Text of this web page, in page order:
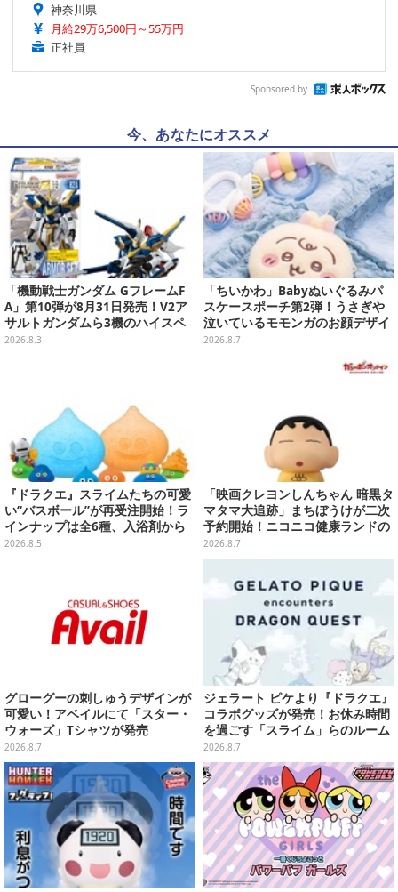
神奈川県
月給29万6,500円～55万円
正社員
Sponsored by
今、あなたにオススメ
「機動戦士ガンダム GフレームF
A」第10弾が8月31日発売！V2ア
サルトガンダムら3機のハイスペ
ック可動フィギュア
2026.8.3
「ちいかわ」Babyぬいぐるみパ
スケースポーチ第2弾！うさぎや
泣いているモモンガのお顔デザイ
ン全4種が8月下旬プライズ展開
2026.8.7
『ドラクエ』スライムたちの可愛
い“バスボール”が再受注開始！ラ
インナップは全6種、入浴剤から
モンスターのフィギュアが出てく
2026.8.5
「映画クレヨンしんちゃん 暗黒タ
マタマ大追跡」まちぼうけが二次
予約開始！ニコニコ健康ランドの
服を着たしんちゃん&ひまわりに
「珠由良ブラザーズ」がラインナ
2026.8.7
グローグーの刺しゅうデザインが
可愛い！アベイルにて「スター・
ウォーズ」Tシャツが発売
2026.8.7
ジェラート ピケより『ドラクエ』
コラボグッズが発売！お休み時間
を過ごす「スライム」らのルーム
ウェア、雑貨など多数ラインナッ
プ
2026.8.7